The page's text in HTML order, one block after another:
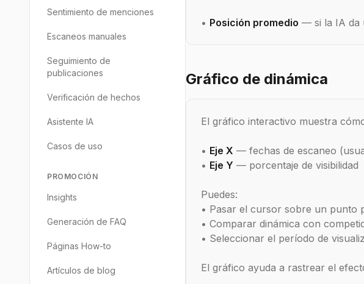
Sentimiento de menciones
Escaneos manuales
Seguimiento de
publicaciones
Verificación de hechos
Asistente IA
Casos de uso
PROMOCIÓN
Insights
Generación de FAQ
Páginas How-to
Artículos de blog
• Posición promedio — si la IA da
Gráfico de dinámica
El gráfico interactivo muestra
• Eje X — fechas de escaneo
• Eje Y — porcentaje de visibilidad
Puedes:
• Pasar el cursor sobre un punto
• Comparar dinámica con
• Seleccionar el período de
El gráfico ayuda a rastrear el